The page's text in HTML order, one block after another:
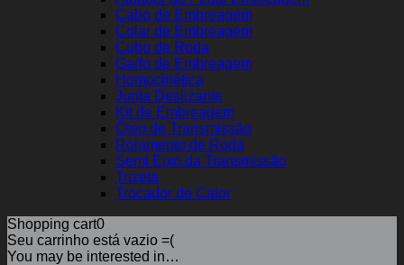
Cabo de Embreagem
Colar de Embreagem
Cubo de Roda
Garfo de Embreagem
Homocinética
Junta Deslizante
Kit de Embreagem
Óleo de Transmissão
Rolamento de Roda
Semi Eixo da Transmissão
Trizeta
Trocador de Calor
Shopping cart0
Seu carrinho está vazio =(
You may be interested in…